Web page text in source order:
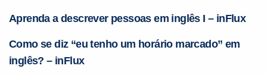
Aprenda a descrever pessoas em inglês I – inFlux
Como se diz “eu tenho um horário marcado” em
inglês? – inFlux